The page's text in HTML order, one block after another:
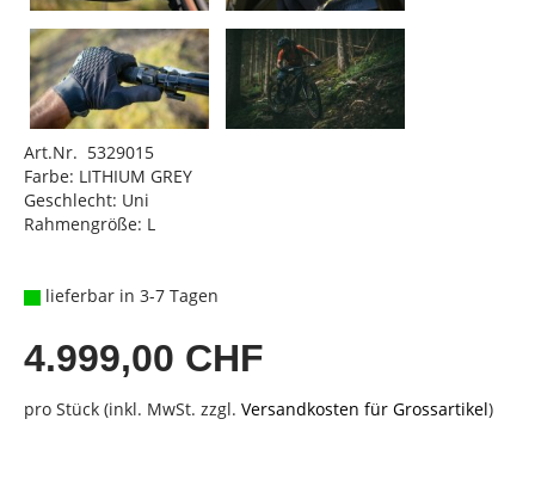
Art.Nr. 5329015
Farbe: LITHIUM GREY
Geschlecht: Uni
Rahmengröße: L
lieferbar in 3-7 Tagen
4.999,00 CHF
pro Stück (inkl. MwSt. zzgl. Versandkosten für Grossartikel)